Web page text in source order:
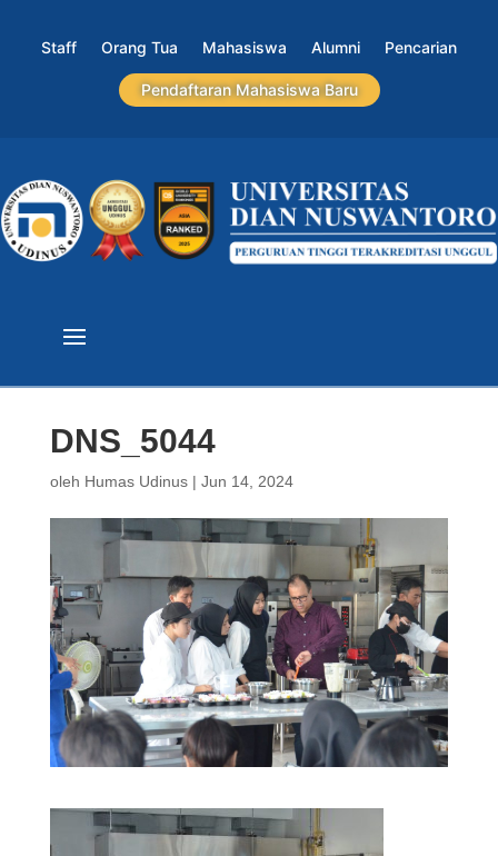
Staff Orang Tua Mahasiswa Alumni Pencarian
Pendaftaran Mahasiswa Baru
DNS_5044
oleh Humas Udinus| Jun 14, 2024